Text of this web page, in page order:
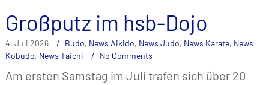
Großputz im hsb-Dojo
4. Juli 2026 Budo, News Aikido, News Judo, News Karate, News
Kobudo, News Taichi No Comments
Am ersten Samstag im Juli trafen sich über 20